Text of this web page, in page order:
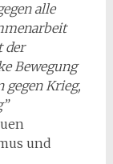
alle
der
Bewegung
gegen Krieg,
und